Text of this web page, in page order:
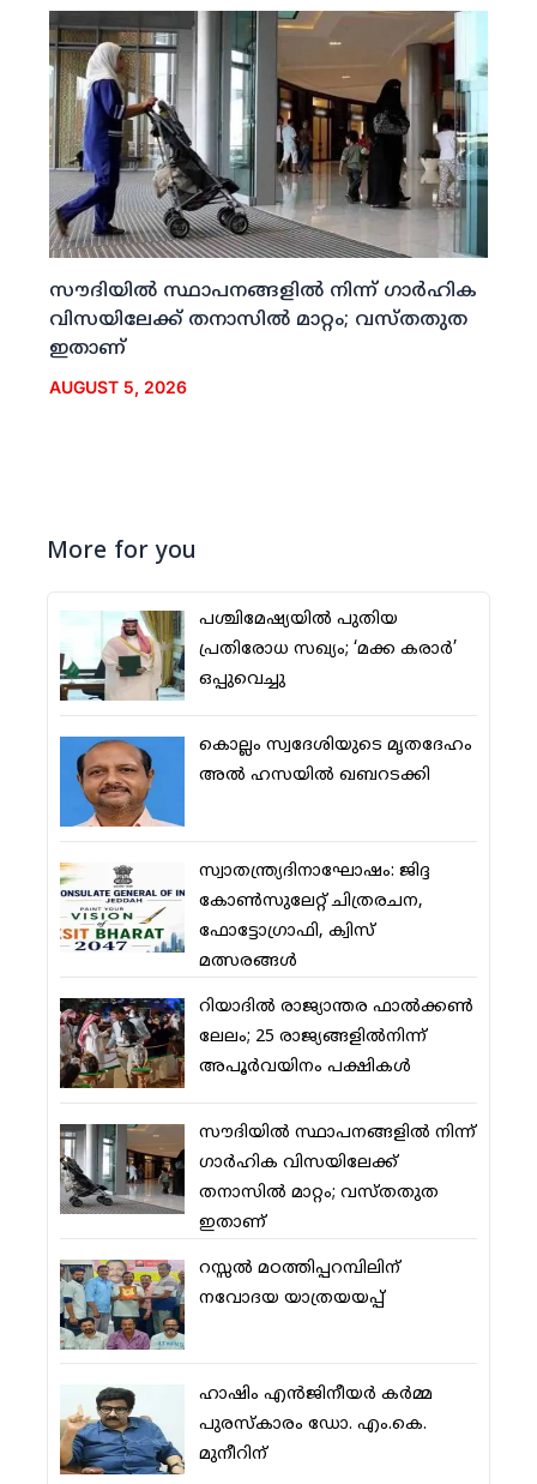
സൗദിയില്‍ സ്ഥാപനങ്ങളില്‍ നിന്ന് ഗാര്‍ഹിക
വിസയിലേക്ക് തനാസില്‍ മാറ്റം; വസ്തതുത
ഇതാണ്
AUGUST 5, 2026
More for you
പശ്ചിമേഷ്യയില്‍ പുതിയ
പ്രതിരോധ സഖ്യം; ‘മക്ക കരാര്‍’
ഒപ്പുവെച്ചു
കൊല്ലം സ്വദേശിയുടെ മൃതദേഹം
അല്‍ ഹസയില്‍ ഖബറടക്കി
സ്വാതന്ത്ര്യദിനാഘോഷം: ജിദ്ദ
കോണ്‍സുലേറ്റ് ചിത്രരചന,
ഫോട്ടോഗ്രാഫി, ക്വിസ്
മത്സരങ്ങള്‍
റിയാദില്‍ രാജ്യാന്തര ഫാല്‍ക്കണ്‍
ലേലം; 25 രാജ്യങ്ങളില്‍നിന്ന്
അപൂര്‍വയിനം പക്ഷികള്‍
സൗദിയില്‍ സ്ഥാപനങ്ങളില്‍ നിന്ന്
ഗാര്‍ഹിക വിസയിലേക്ക്
തനാസില്‍ മാറ്റം; വസ്തതുത
ഇതാണ്
റസ്സല്‍ മഠത്തിപ്പറമ്പിലിന്
നവോദയ യാത്രയയപ്പ്
ഹാഷിം എന്‍ജിനീയര്‍ കര്‍മ്മ
പുരസ്‌കാരം ഡോ. എം.കെ.
മുനീറിന്